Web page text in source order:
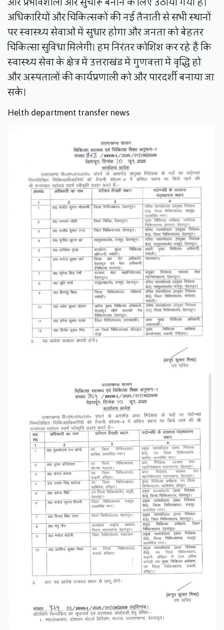
अधिकारियों और चिकित्सकों की नई तैनाती से सभी स्थानों
पर स्वास्थ्य सेवाओं में सुधार होगा और जनता को बेहतर
चिकित्सा सुविधा मिलेगी। हम निरंतर कोशिश कर रहे हैं कि
स्वास्थ्य सेवा के क्षेत्र में उत्तराखंड में गुणवत्ता में वृद्धि हो
और अस्पतालों की कार्यप्रणाली को और पारदर्शी बनाया जा
सके।
Helth department transfer news